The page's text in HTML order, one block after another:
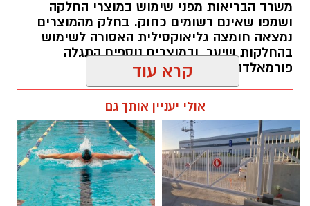
משרד הבריאות מפני שימוש במוצרי החלקה
ושמפו שאינם רשומים כחוק. בחלק מהמוצרים
נמצאה חומצה גליאוקסילית האסורה לשימוש
בהחלקות שיער, ובמוצרים נוספים התגלה
פורמאלדהיד - חומר המוגדר כמסרטן
קרא עוד
אולי יעניין אותך גם